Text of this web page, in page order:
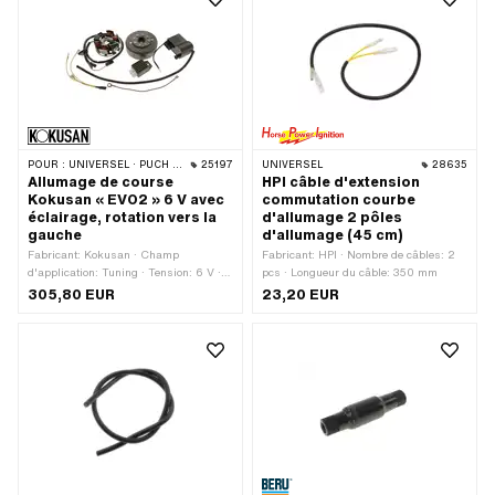
d'application: Tuning
d'application: Tuning
POUR : UNIVERSEL · PUCH · SACHS 25197
Allumage de course
Kokusan « EVO2 » 6 V avec
éclairage, rotation vers la
gauche
Fabricant: Kokusan · Champ
d'application: Tuning · Tension: 6 V ·
Sens de rotation: à gauche · Ø plaque
de réception: 90 mm · Ø du câble: 7
305,80 EUR
UNIVERSEL 28635
HPI câble d'extension
commutation courbe
d'allumage 2 pôles
d'allumage (45 cm)
Fabricant: HPI · Nombre de câbles: 2
pcs · Longueur du câble: 350 mm
23,20 EUR